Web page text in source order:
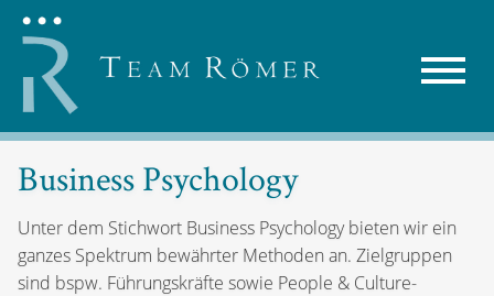
Business Psychology
Unter dem Stichwort Business Psychology bieten wir ein
ganzes Spektrum bewährter Methoden an. Zielgruppen
sind bspw. Führungskräfte sowie People & Culture-